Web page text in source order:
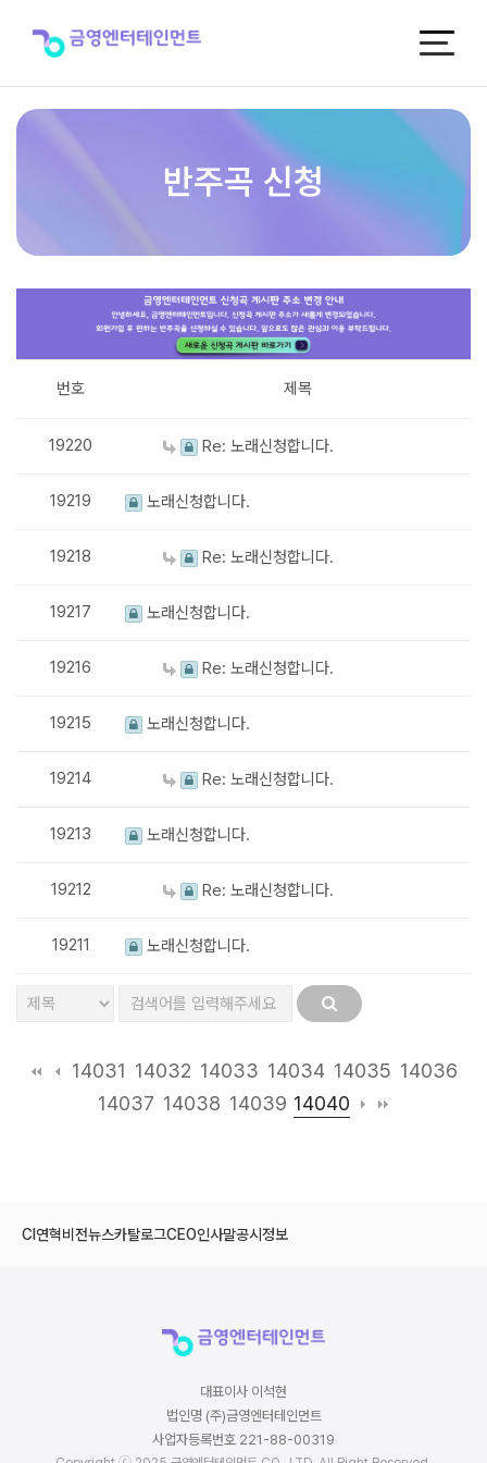
반주곡 신청
번호 제목
19220 Re: 노래신청합니다.
19219 노래신청합니다.
19218 Re: 노래신청합니다.
19217 노래신청합니다.
19216 Re: 노래신청합니다.
19215 노래신청합니다.
19214 Re: 노래신청합니다.
19213 노래신청합니다.
19212 Re: 노래신청합니다.
19211 노래신청합니다.
14031 14032 14033 14034 14035 14036
14037 14038 14039 14040
CI 연혁비전뉴스카탈로그CEO인사말공시정보
대표이사 이석현
법인명 (주)금영엔터테인먼트
사업자등록번호 221-88-00319